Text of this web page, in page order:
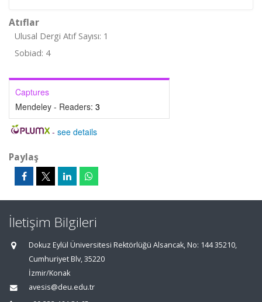
Atıflar
Ulusal Dergi Atıf Sayısı: 1
Sobiad: 4
Captures
Mendeley - Readers: 3
- see details
Paylaş
İletişim Bilgileri
Dokuz Eylül Üniversitesi Rektörlüğü Alsancak, No: 144 35210,
Cumhuriyet Blv, 35220
İzmir/Konak
avesis@deu.edu.tr